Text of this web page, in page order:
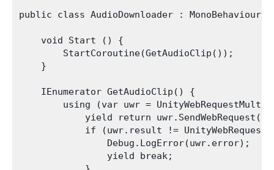
public class AudioDownloader : MonoBehaviour {
    void Start () {
        StartCoroutine(GetAudioClip());
    }
    IEnumerator GetAudioClip() {
using (var uwr =
            yield return uwr.SendWebRequest();
if (uwr.result !=
                Debug.LogError(uwr.error);
                yield break;